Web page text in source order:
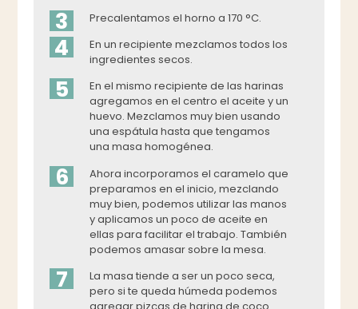
3 Precalentamos el horno a 170 °C.
4
En un recipiente mezclamos todos los
ingredientes secos.
5
En el mismo recipiente de las harinas
agregamos en el centro el aceite y un
huevo. Mezclamos muy bien usando
una espátula hasta que tengamos
una masa homogénea.
6
Ahora incorporamos el caramelo que
preparamos en el inicio, mezclando
muy bien, podemos utilizar las manos
y aplicamos un poco de aceite en
ellas para facilitar el trabajo. También
podemos amasar sobre la mesa.
7
La masa tiende a ser un poco seca,
pero si te queda húmeda podemos